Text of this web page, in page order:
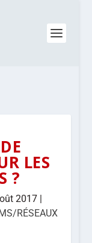
LES
?
2017|
RÉSEAUX